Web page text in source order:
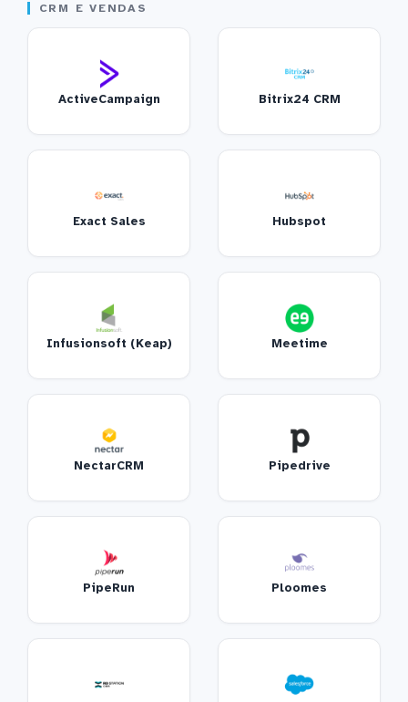
CRM E VENDAS
ActiveCampaign Bitrix24 CRM
Exact Sales Hubspot
Infusionsoft (Keap) Meetime
NectarCRM Pipedrive
PipeRun Ploomes